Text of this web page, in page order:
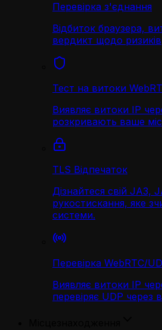
Перевірка з'єднання
Відбиток браузера,
вердикт щодо ризиків
Тест на витоки
Виявляє витоки IP
розкривають ваше
TLS Відпечаток
Дізнайтеся свій JA3,
рукостискання, яке
системи.
Перевірка WebRTC/
Виявляє витоки IP
перевіряє UDP через